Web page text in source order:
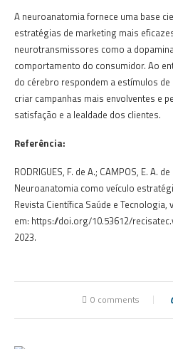
A neuroanatomia fornece uma base
estratégias de marketing mais
neurotransmissores como a
comportamento do consumidor. Ao
do cérebro respondem a estímulos
criar campanhas mais envolventes e
satisfação e a lealdade dos clientes.
Referência:
RODRIGUES, F. de A.; CAMPOS, E. A.
Neuroanatomia como veículo
Revista Científica Saúde e Tecnologia,
em: https://doi.org/10.53612/
2023.
0 comments